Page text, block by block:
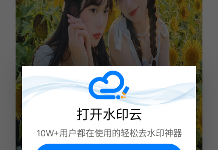
打开水印云
10W+用户都在使用的轻松去水印神器